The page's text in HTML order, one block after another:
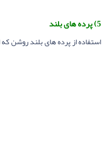
5) پرده های بلند
استفاده از پرده های بلند روشن